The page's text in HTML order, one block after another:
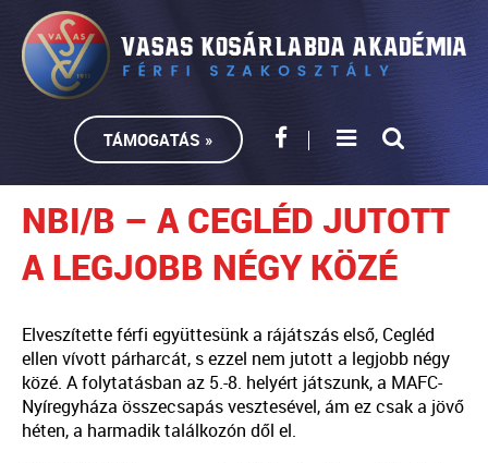
TÁMOGATÁS »
NBI/B – A CEGLÉD JUTOTT
A LEGJOBB NÉGY KÖZÉ
Elveszítette férfi együttesünk a rájátszás első, Cegléd
ellen vívott párharcát, s ezzel nem jutott a legjobb négy
közé. A folytatásban az 5.-8. helyért játszunk, a MAFC-
Nyíregyháza összecsapás vesztesével, ám ez csak a jövő
héten, a harmadik találkozón dől el.